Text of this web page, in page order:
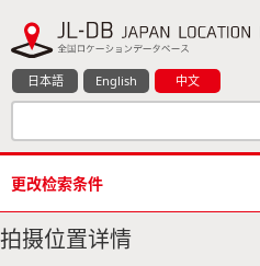
日本語 English 中文
更改检索条件
拍摄位置详情